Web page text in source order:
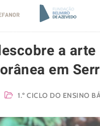
a arte
em
1.º CICLO DO ENSINO